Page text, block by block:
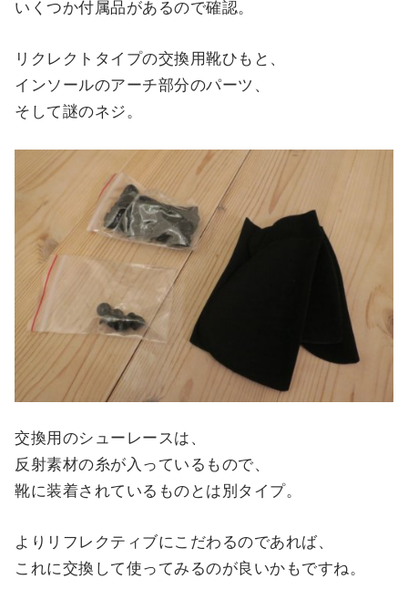
いくつか付属品があるので確認。
リクレクトタイプの交換用靴ひもと、
インソールのアーチ部分のパーツ、
そして謎のネジ。
交換用のシューレースは、
反射素材の糸が入っているもので、
靴に装着されているものとは別タイプ。
よりリフレクティブにこだわるのであれば、
これに交換して使ってみるのが良いかもですね。